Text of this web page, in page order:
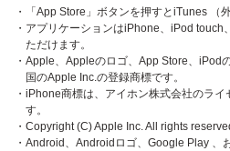
・「App Store」ボタンを押すとiTunes （
・アプリケーションはiPhone、iPod
ただけます。
・Apple、Appleのロゴ、App Store、iPod
国のApple Inc.の登録商標です。
・iPhone商標は、アイホン株式会社のラ
す。
・Copyright (C) Apple Inc. All rights
・Android、Androidロゴ、Google Play 、